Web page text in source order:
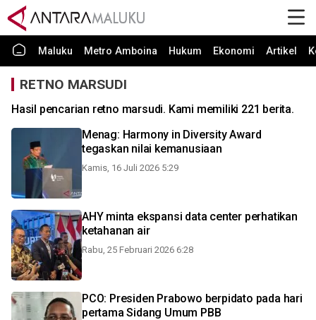
Maluku Metro Amboina Hukum Ekonomi Artikel
RETNO MARSUDI
Hasil pencarian retno marsudi. Kami memiliki 221 berita.
Menag: Harmony in Diversity Award
tegaskan nilai kemanusiaan
Kamis, 16 Juli 2026 5:29
AHY minta ekspansi data center perhatikan
ketahanan air
Rabu, 25 Februari 2026 6:28
PCO: Presiden Prabowo berpidato pada hari
pertama Sidang Umum PBB